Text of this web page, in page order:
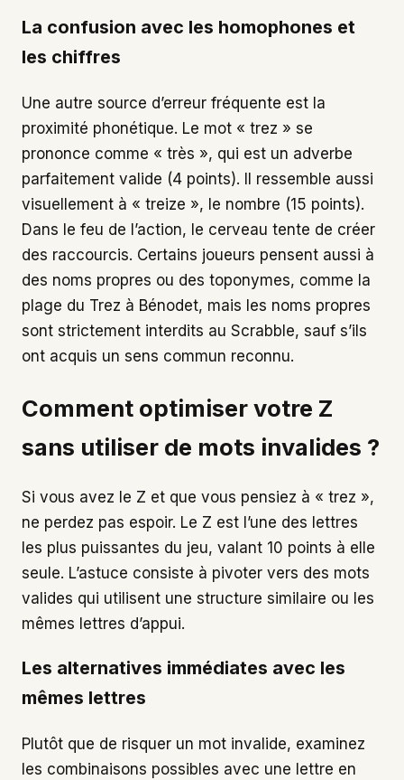
La confusion avec les homophones et
les chiffres
Une autre source d’erreur fréquente est la
proximité phonétique. Le mot « trez » se
prononce comme « très », qui est un adverbe
parfaitement valide (4 points). Il ressemble aussi
visuellement à « treize », le nombre (15 points).
Dans le feu de l’action, le cerveau tente de créer
des raccourcis. Certains joueurs pensent aussi à
des noms propres ou des toponymes, comme la
plage du Trez à Bénodet, mais les noms propres
sont strictement interdits au Scrabble, sauf s’ils
ont acquis un sens commun reconnu.
Comment optimiser votre Z
sans utiliser de mots invalides ?
Si vous avez le Z et que vous pensiez à « trez »,
ne perdez pas espoir. Le Z est l’une des lettres
les plus puissantes du jeu, valant 10 points à elle
seule. L’astuce consiste à pivoter vers des mots
valides qui utilisent une structure similaire ou les
mêmes lettres d’appui.
Les alternatives immédiates avec les
mêmes lettres
Plutôt que de risquer un mot invalide, examinez
les combinaisons possibles avec une lettre en